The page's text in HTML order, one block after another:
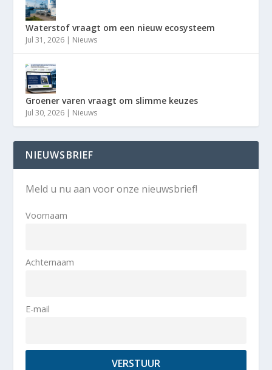
Waterstof vraagt om een nieuw ecosysteem
Jul 31, 2026 | Nieuws
Groener varen vraagt om slimme keuzes
Jul 30, 2026 | Nieuws
NIEUWSBRIEF
Meld u nu aan voor onze nieuwsbrief!
Voornaam
Achternaam
E-mail